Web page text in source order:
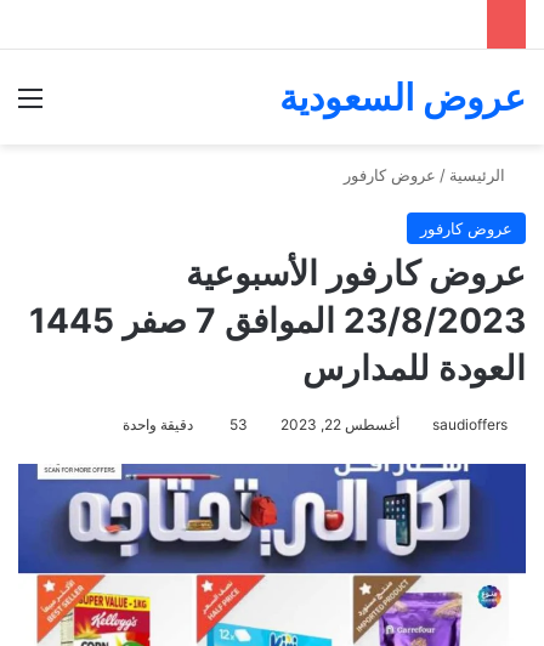
عروض السعودية
الرئيسية / عروض كارفور
عروض كارفور
عروض كارفور الأسبوعية
23/8/2023 الموافق 7 صفر 1445
العودة للمدارس
saudioffers أغسطس 22, 2023 53 دقيقة واحدة